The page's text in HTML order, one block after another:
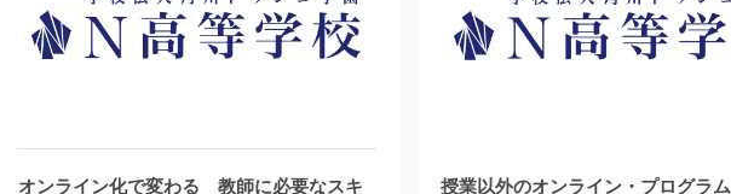
オンライン化で変わる 教師に必要なスキ
授業以外のオンライン・プログラム